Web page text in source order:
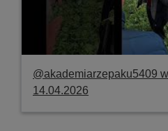
@akademiarzepaku5409
14.04.2026